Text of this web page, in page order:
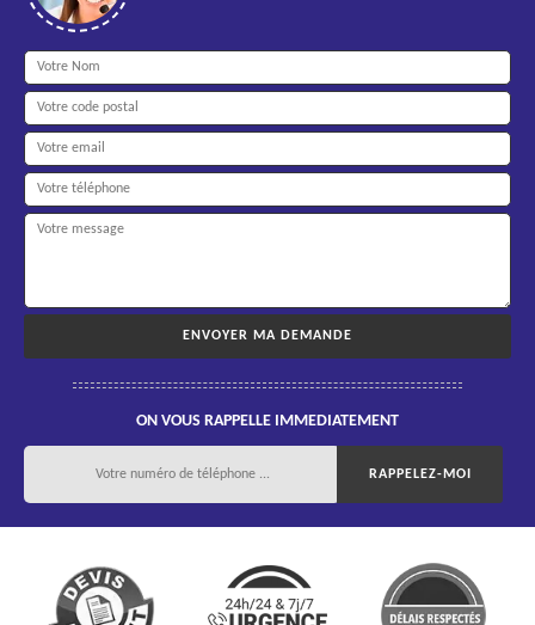
ON VOUS RAPPELLE IMMEDIATEMENT